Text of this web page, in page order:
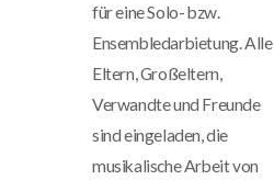
für eine Solo- bzw.
Ensembledarbietung. Alle
Eltern, Großeltern,
Verwandte und Freunde
sind eingeladen, die
musikalische Arbeit von